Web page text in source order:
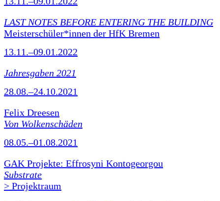
LAST NOTES BEFORE ENTERING THE BUILDING
Meisterschüler*innen der HfK Bremen
13.11.–09.01.2022
Jahresgaben 2021
28.08.–24.10.2021
Felix Dreesen
Von Wolkenschäden
08.05.–01.08.2021
GAK Projekte: Effrosyni Kontogeorgou
Substrate
> Projektraum